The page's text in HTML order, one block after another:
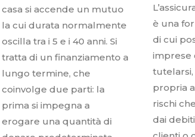
casa si accende un mutuo
la cui durata normalmente
oscilla tra i 5 e i 40 anni. Si
tratta di un finanziamento a
lungo termine, che
coinvolge due parti: la
prima si impegna a
erogare una quantità di
è una
di cui
imprese
propria
rischi
dai